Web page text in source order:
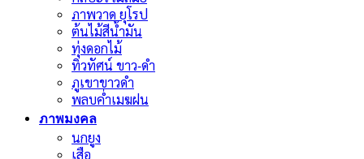
ภาพวาด ยุโรป
ต้นไม้สีน้ำมัน
ทุ่งดอกไม้
ทิวทัศน์ ขาว-ดำ
ภูเขาขาวดำ
พลบค่ำเมฆฝน
ภาพมงคล
นกยูง
เสือ